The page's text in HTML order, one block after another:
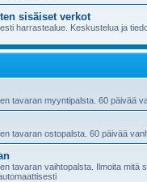
sisäiset verkot
harrastealue. Keskustelua ja
tavaran myyntipalsta. 60 päivää
tavaran ostopalsta. 60 päivää
tavaran vaihtopalsta. Ilmoita mitä